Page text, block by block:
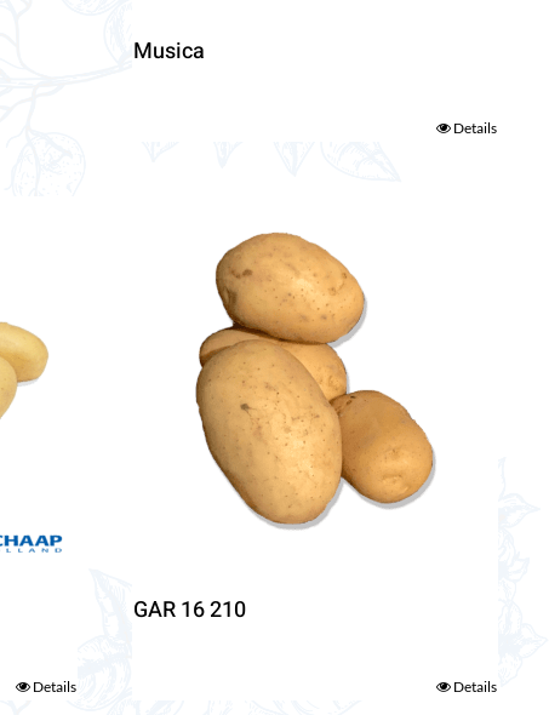
Musica
Details
Details
GAR 16 210
Details